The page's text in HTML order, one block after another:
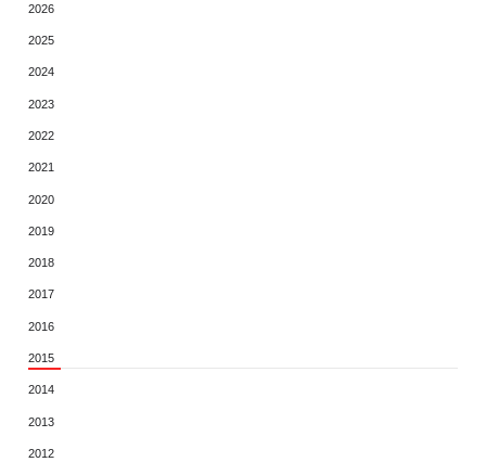
2026
2025
2024
2023
2022
2021
2020
2019
2018
2017
2016
2015
2014
2013
2012